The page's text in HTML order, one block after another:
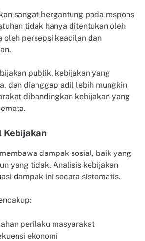
sangat bergantung pada respons
tidak hanya ditentukan oleh
oleh persepsi keadilan dan
publik, kebijakan yang
dan dianggap adil lebih mungkin
dibandingkan kebijakan yang
Kebijakan
dampak sosial, baik yang
yang tidak. Analisis kebijakan
dampak ini secara sistematis.
perilaku masyarakat
ekonomi